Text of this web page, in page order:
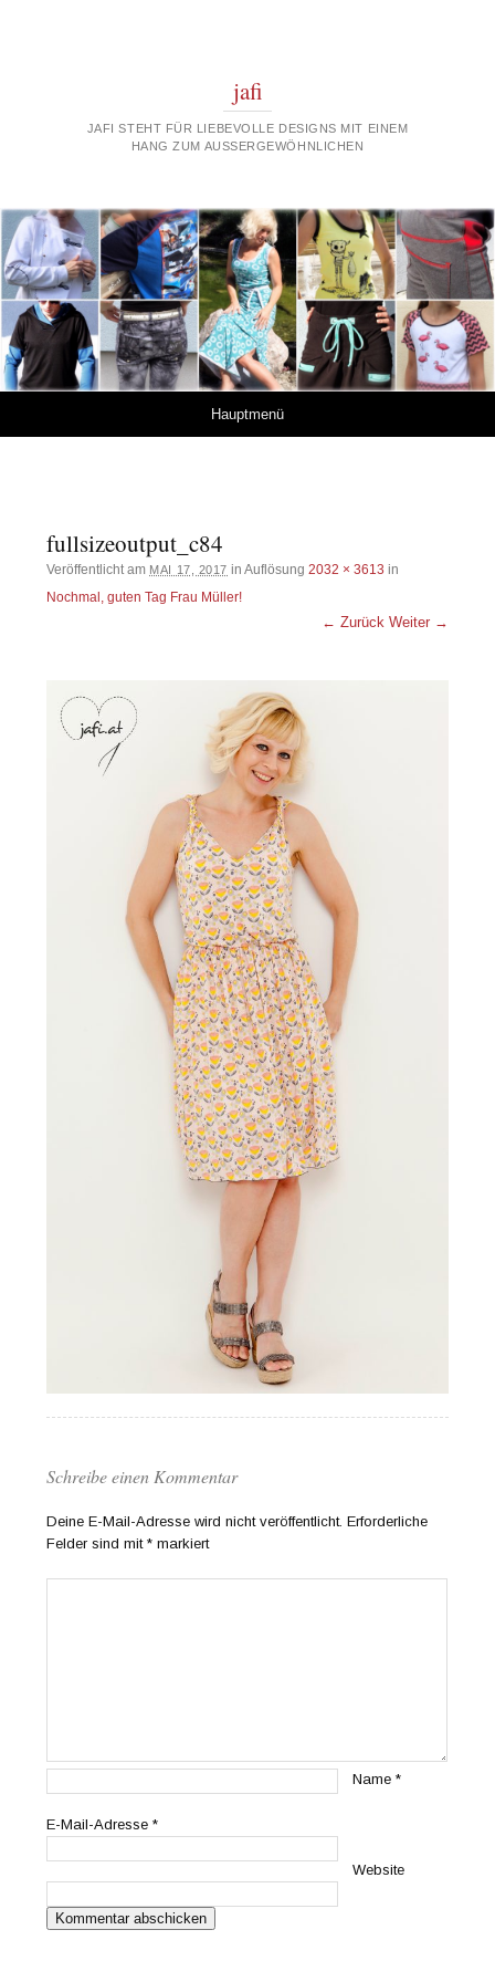
jafi
JAFI STEHT FÜR LIEBEVOLLE DESIGNS MIT EINEM
HANG ZUM AUSSERGEWÖHNLICHEN
Hauptmenü
fullsizeoutput_c84
Veröffentlicht am MAI 17, 2017 in Auflösung 2032 × 3613 in
Nochmal, guten Tag Frau Müller!
← Zurück Weiter →
Schreibe einen Kommentar
Deine E-Mail-Adresse wird nicht veröffentlicht. Erforderliche
Felder sind mit* markiert
Name*
E-Mail-Adresse*
Website